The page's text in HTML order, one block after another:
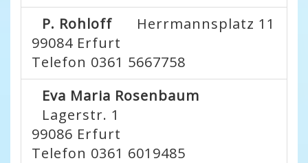
P. Rohloff
Herrmannsplatz 11
99084 Erfurt
Telefon 0361 5667758
Eva Maria Rosenbaum
Lagerstr. 1
99086 Erfurt
Telefon 0361 6019485